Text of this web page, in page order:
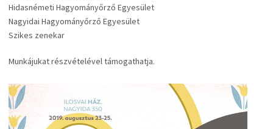
Hidasnémeti Hagyományőrző Egyesület
Nagyidai Hagyományőrző Egyesület
Szikes zenekar
Munkájukat részvételével támogathatja.